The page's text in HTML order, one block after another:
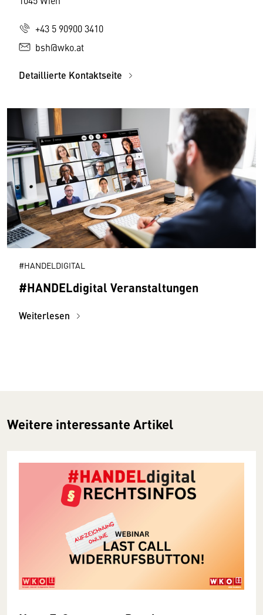
+43 5 90900 3410
bsh@wko.at
Detaillierte Kontaktseite
#HANDELDIGITAL
#HANDELdigital Veranstaltungen
Weiterlesen
Weitere interessante Artikel